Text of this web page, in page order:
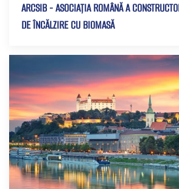
ARCSIB - ASOCIAȚIA ROMÂNĂ A
DE ÎNCĂLZIRE CU BIOMASĂ